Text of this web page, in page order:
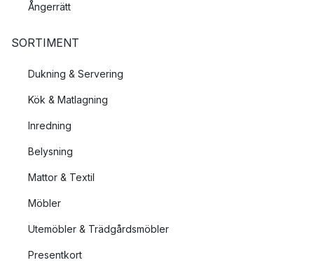
Ångerrätt
SORTIMENT
Dukning & Servering
Kök & Matlagning
Inredning
Belysning
Mattor & Textil
Möbler
Utemöbler & Trädgårdsmöbler
Presentkort